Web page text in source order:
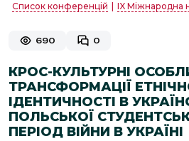
Список конференцій IX Міжнародна
690 0
КРОС-КУЛЬТУРНІ
ТРАНСФОРМАЦІЇ
ІДЕНТИЧНОСТІ В
ПОЛЬСЬКОЇ
ПЕРІОД ВІЙНИ В УКРАЇНІ